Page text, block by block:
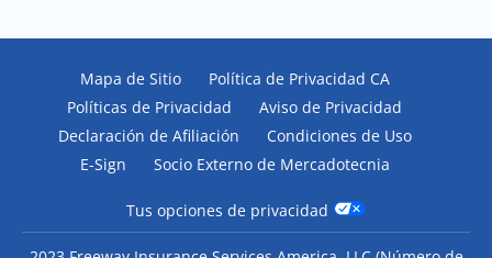
Mapa de Sitio
Política de Privacidad CA
Políticas de Privacidad
Aviso de Privacidad
Declaración de Afiliación
Condiciones de Uso
E-Sign
Socio Externo de Mercadotecnia
Tus opciones de privacidad